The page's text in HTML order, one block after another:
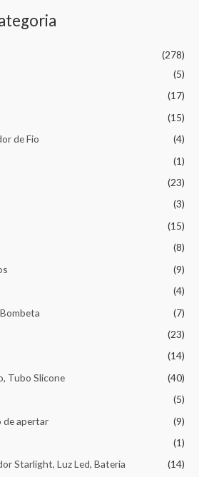
(278)
(5)
(17)
(15)
de Fio
(4)
(1)
(23)
(3)
(15)
(8)
(9)
(4)
(7)
(23)
(14)
Tubo Slicone
(40)
(5)
de apertar
(9)
(1)
Starlight, Luz Led, Bateria
(14)